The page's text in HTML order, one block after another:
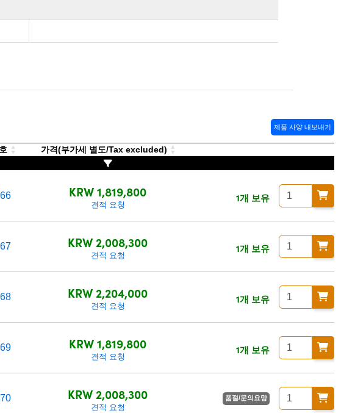
제품 사양 내보내기
가격(부가세 별도/Tax excluded)
KRW 1,819,800
견적 요청
1개 보유
KRW 2,008,300
견적 요청
1개 보유
KRW 2,204,000
견적 요청
1개 보유
KRW 1,819,800
견적 요청
1개 보유
KRW 2,008,300
견적 요청
품절/문의요망